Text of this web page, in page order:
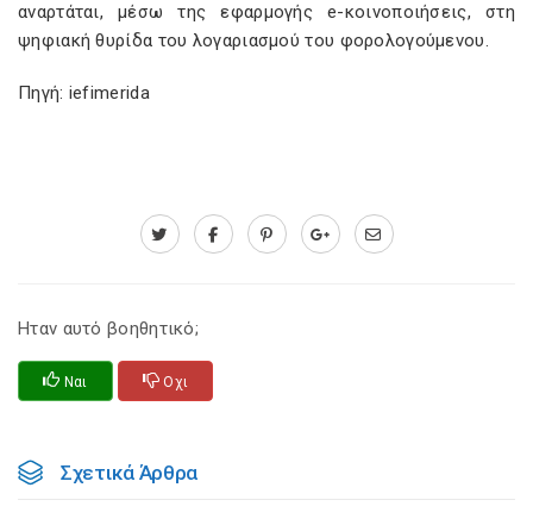
αναρτάται, μέσω της εφαρμογής e-κοινοποιήσεις, στη
ψηφιακή θυρίδα του λογαριασμού του φορολογούμενου.
Πηγή: iefimerida
Ηταν αυτό βοηθητικό;
Ναι Οχι
Σχετικά Άρθρα